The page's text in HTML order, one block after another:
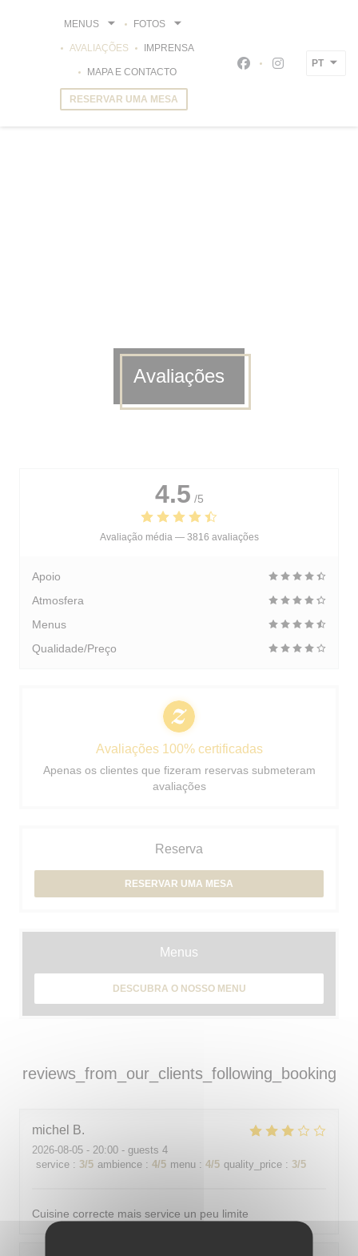
MENUS FOTOS
AVALIAÇÕES IMPRENSA
MAPA E CONTACTO
RESERVAR UMA MESA
Facebook ((abre
Instagram
PT
Avaliações
reviews_from_our_clients_following_booking
michel B
2026-08-05 - 20:00 - guests 4
service : 3/5 ambience : 4/5 menu : 4/5 quality_price : 3/5
Cuisine correcte mais service un peu limite
4.5 /5
Avaliação média — 3816 avaliações
Apoio
Atmosfera
Menus
Qualidade/Preço
Avaliações 100% certificadas
Apenas os clientes que fizeram reservas submeteram
avaliações
Reserva
RESERVAR UMA MESA
Menus
DESCUBRA O NOSSO MENU